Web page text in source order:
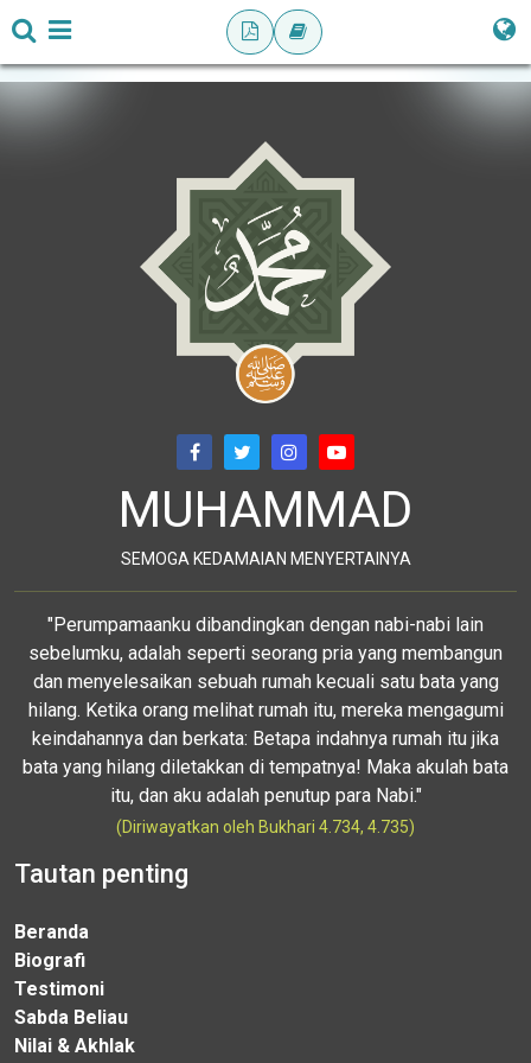
MUHAMMAD
SEMOGA KEDAMAIAN MENYERTAINYA
"Perumpamaanku dibandingkan dengan nabi-nabi lain
sebelumku, adalah seperti seorang pria yang membangun
dan menyelesaikan sebuah rumah kecuali satu bata yang
hilang. Ketika orang melihat rumah itu, mereka mengagumi
keindahannya dan berkata: Betapa indahnya rumah itu jika
bata yang hilang diletakkan di tempatnya! Maka akulah bata
itu, dan aku adalah penutup para Nabi."
(Diriwayatkan oleh Bukhari 4.734, 4.735)
Tautan penting
Beranda
Biografi
Testimoni
Sabda Beliau
Nilai & Akhlak